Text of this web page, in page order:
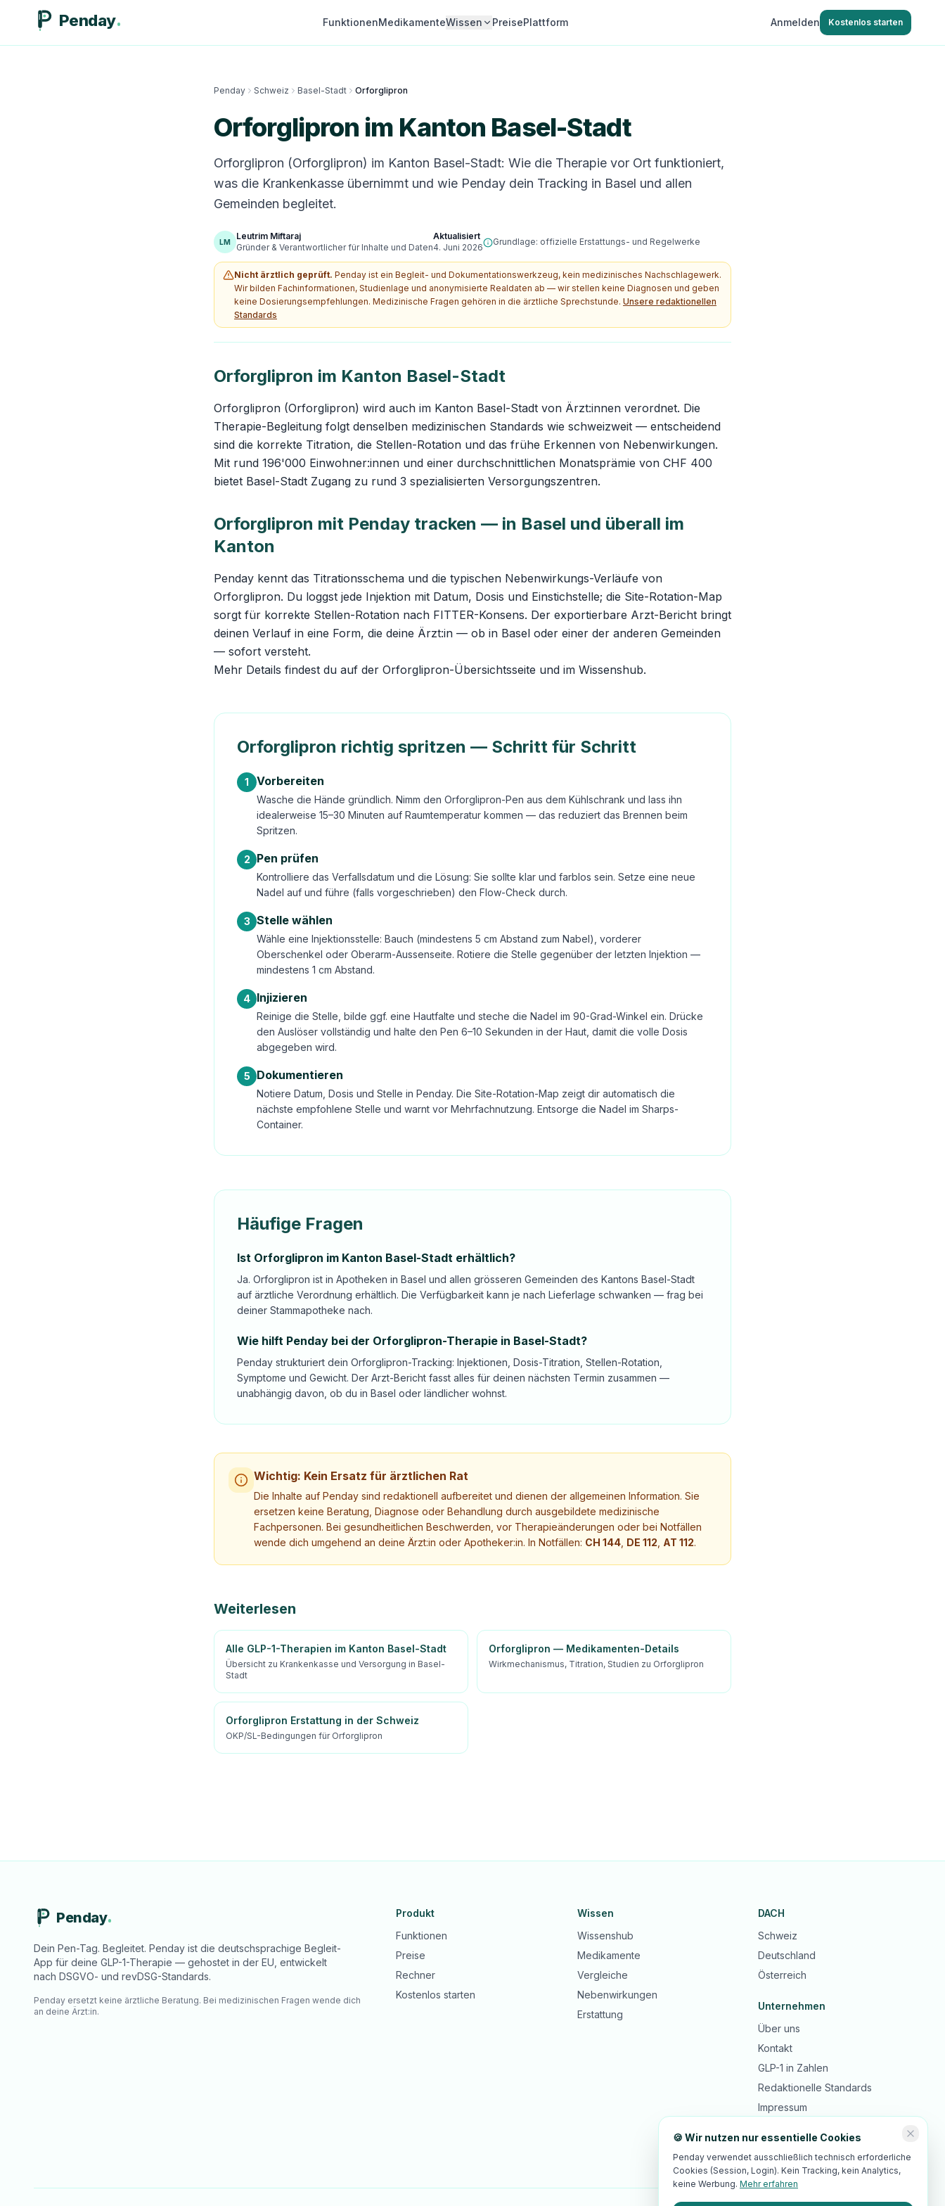
Penday FunktionenMedikamenteWissen PreisePlattform Anmelden Kostenlos starten
Penday Schweiz Basel-Stadt Orforglipron
Orforglipron im Kanton Basel-Stadt
Orforglipron (Orforglipron) im Kanton Basel-Stadt: Wie die Therapie vor Ort funktioniert,
was die Krankenkasse übernimmt und wie Penday dein Tracking in Basel und allen
Gemeinden begleitet.
LM
Leutrim Miftaraj
Gründer & Verantwortlicher für Inhalte und Daten
Aktualisiert
4. Juni 2026
Grundlage: offizielle Erstattungs- und Regelwerke
Nicht ärztlich geprüft. Penday ist ein Begleit- und Dokumentationswerkzeug, kein medizinisches Nachschlagewerk.
Wir bilden Fachinformationen, Studienlage und anonymisierte Realdaten ab — wir stellen keine Diagnosen und geben
keine Dosierungsempfehlungen. Medizinische Fragen gehören in die ärztliche Sprechstunde. Unsere redaktionellen
Standards
Orforglipron im Kanton Basel-Stadt
Orforglipron (Orforglipron) wird auch im Kanton Basel-Stadt von Ärzt:innen verordnet. Die
Therapie-Begleitung folgt denselben medizinischen Standards wie schweizweit — entscheidend
sind die korrekte Titration, die Stellen-Rotation und das frühe Erkennen von Nebenwirkungen.
Mit rund 196'000 Einwohner:innen und einer durchschnittlichen Monatsprämie von CHF 400
bietet Basel-Stadt Zugang zu rund 3 spezialisierten Versorgungszentren.
Orforglipron mit Penday tracken — in Basel und überall im
Kanton
Penday kennt das Titrationsschema und die typischen Nebenwirkungs-Verläufe von
Orforglipron. Du loggst jede Injektion mit Datum, Dosis und Einstichstelle; die Site-Rotation-Map
sorgt für korrekte Stellen-Rotation nach FITTER-Konsens. Der exportierbare Arzt-Bericht bringt
deinen Verlauf in eine Form, die deine Ärzt:in — ob in Basel oder einer der anderen Gemeinden
— sofort versteht.
Mehr Details findest du auf der Orforglipron-Übersichtsseite und im Wissenshub.
Orforglipron richtig spritzen — Schritt für Schritt
1 Vorbereiten
Wasche die Hände gründlich. Nimm den Orforglipron-Pen aus dem Kühlschrank und lass ihn
idealerweise 15–30 Minuten auf Raumtemperatur kommen — das reduziert das Brennen beim
Spritzen.
2 Pen prüfen
Kontrolliere das Verfallsdatum und die Lösung: Sie sollte klar und farblos sein. Setze eine neue
Nadel auf und führe (falls vorgeschrieben) den Flow-Check durch.
3 Stelle wählen
Wähle eine Injektionsstelle: Bauch (mindestens 5 cm Abstand zum Nabel), vorderer
Oberschenkel oder Oberarm-Aussenseite. Rotiere die Stelle gegenüber der letzten Injektion —
mindestens 1 cm Abstand.
4 Injizieren
Reinige die Stelle, bilde ggf. eine Hautfalte und steche die Nadel im 90-Grad-Winkel ein. Drücke
den Auslöser vollständig und halte den Pen 6–10 Sekunden in der Haut, damit die volle Dosis
abgegeben wird.
5 Dokumentieren
Notiere Datum, Dosis und Stelle in Penday. Die Site-Rotation-Map zeigt dir automatisch die
nächste empfohlene Stelle und warnt vor Mehrfachnutzung. Entsorge die Nadel im Sharps-
Container.
Häufige Fragen
Ist Orforglipron im Kanton Basel-Stadt erhältlich?
Ja. Orforglipron ist in Apotheken in Basel und allen grösseren Gemeinden des Kantons Basel-Stadt
auf ärztliche Verordnung erhältlich. Die Verfügbarkeit kann je nach Lieferlage schwanken — frag bei
deiner Stammapotheke nach.
Wie hilft Penday bei der Orforglipron-Therapie in Basel-Stadt?
Penday strukturiert dein Orforglipron-Tracking: Injektionen, Dosis-Titration, Stellen-Rotation,
Symptome und Gewicht. Der Arzt-Bericht fasst alles für deinen nächsten Termin zusammen —
unabhängig davon, ob du in Basel oder ländlicher wohnst.
Wichtig: Kein Ersatz für ärztlichen Rat
Die Inhalte auf Penday sind redaktionell aufbereitet und dienen der allgemeinen Information. Sie
ersetzen keine Beratung, Diagnose oder Behandlung durch ausgebildete medizinische
Fachpersonen. Bei gesundheitlichen Beschwerden, vor Therapieänderungen oder bei Notfällen
wende dich umgehend an deine Ärzt:in oder Apotheker:in. In Notfällen: CH 144 DE 112 AT 112.
Weiterlesen
Alle GLP-1-Therapien im Kanton Basel-Stadt
Übersicht zu Krankenkasse und Versorgung in Basel-
Stadt
Orforglipron — Medikamenten-Details
Wirkmechanismus, Titration, Studien zu Orforglipron
Orforglipron Erstattung in der Schweiz
OKP/SL-Bedingungen für Orforglipron
Penday
Dein Pen-Tag. Begleitet. Penday ist die deutschsprachige Begleit-
App für deine GLP-1-Therapie — gehostet in der EU, entwickelt
nach DSGVO- und revDSG-Standards.
Penday ersetzt keine ärztliche Beratung. Bei medizinischen Fragen wende dich
an deine Ärzt:in.
Produkt
Funktionen
Preise
Rechner
Kostenlos starten
Wissen
Wissenshub
Medikamente
Vergleiche
Nebenwirkungen
Erstattung
DACH
Schweiz
Deutschland
Österreich
Unternehmen
Über uns
Kontakt
GLP-1 in Zahlen
Redaktionelle Standards
Impressum
🍪 Wir nutzen nur essentielle Cookies
Penday verwendet ausschließlich technisch erforderliche
Cookies (Session, Login). Kein Tracking, kein Analytics,
keine Werbung. Mehr erfahren